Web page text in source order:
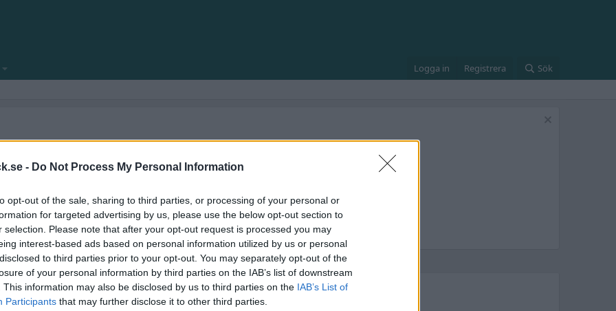
- Do Not Process My Personal Information
opt-out of the sale, sharing to third parties, or processing of your personal or
for targeted advertising by us, please use the below opt-out section to
selection. Please note that after your opt-out request is processed you may
interest-based ads based on personal information utilized by us or personal
to third parties prior to your opt-out. You may separately opt-out of the
of your personal information by third parties on the IAB’s list of downstream
This information may also be disclosed by us to third parties on the IAB’s List of
Participants that may further disclose it to other third parties.
Logga in Registrera Sök
någonsin klar att se dagens ljus.
allt fyllt med nya funktioner.
frågeställningar.